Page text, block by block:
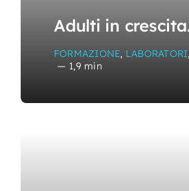
Adulti in
FORMAZIONE, LABORATORI,
— 1,9 min